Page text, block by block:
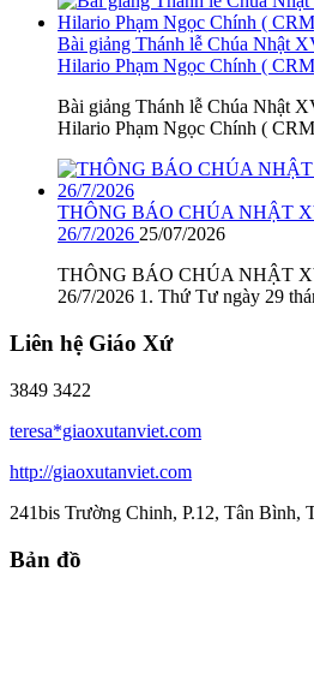
Bài giảng Thánh lễ Chúa Nhật
Hilario Phạm Ngọc Chính (
Bài giảng Thánh lễ Chúa Nhật
Hilario Phạm Ngọc Chính (
THÔNG BÁO CHÚA NHẬT
26/7/2026 25/07/2026
THÔNG BÁO CHÚA NHẬT
26/7/2026 1. Thứ Tư ngày 29
Liên hệ Giáo Xứ
3849 3422
teresa*giaoxutanviet.com
http://giaoxutanviet.com
241bis Trường Chinh, P.12, Tân Bình,
Bản đồ